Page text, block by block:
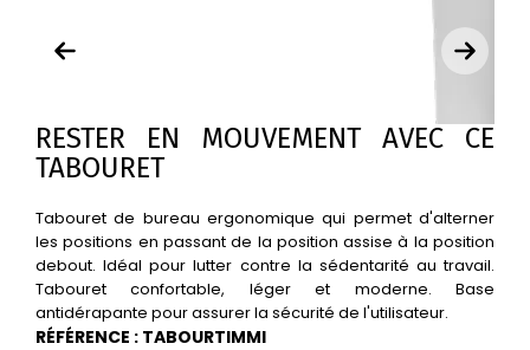
RESTER EN MOUVEMENT AVEC CE
TABOURET
Tabouret de bureau ergonomique qui permet d'alterner
les positions en passant de la position assise à la position
debout. Idéal pour lutter contre la sédentarité au travail.
Tabouret confortable, léger et moderne. Base
antidérapante pour assurer la sécurité de l'utilisateur.
RÉFÉRENCE : TABOURTIMMI